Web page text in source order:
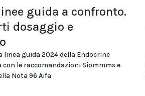
guida a confronto.
dosaggio e
linea guida 2024 della Endocrine
con le raccomandazioni Siommms e
Nota 96 Aifa